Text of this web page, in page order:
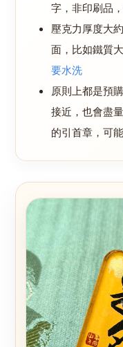
字，非印刷品
壓克力厚度大
面， 比如鐵質
要水洗
原則上都是預
接近，也會盡
的引首章 ，可